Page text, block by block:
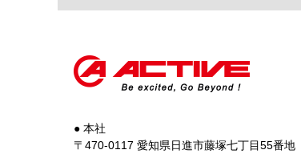
● 本社
〒470-0117 愛知県日進市藤塚七丁目55番地